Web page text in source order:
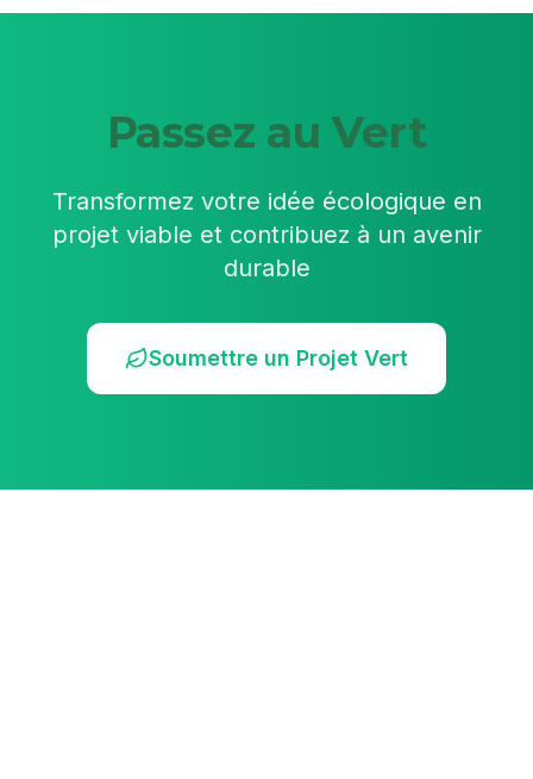
Passez au Vert
Transformez votre idée écologique en
projet viable et contribuez à un avenir
durable
Soumettre un Projet Vert